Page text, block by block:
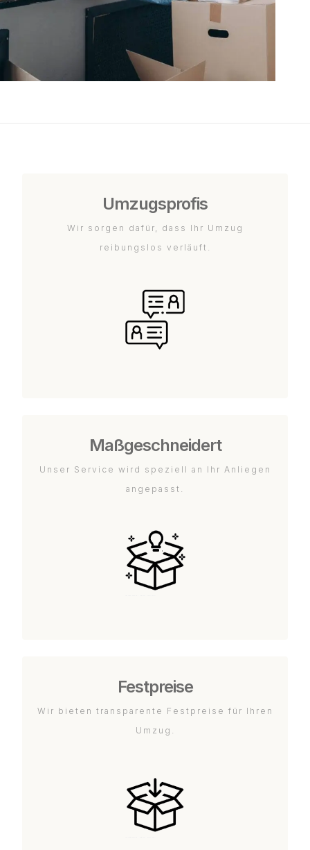
Umzugsprofis
Wir sorgen dafür, dass Ihr Umzug
reibungslos verläuft.
Maßgeschneidert
Unser Service wird speziell an Ihr Anliegen
angepasst.
Festpreise
Wir bieten transparente Festpreise für Ihren
Umzug.